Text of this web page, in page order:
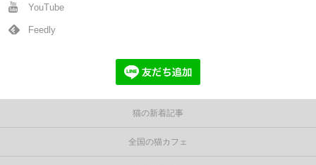
YouTube
Feedly
猫の新着記事
全国の猫カフェ